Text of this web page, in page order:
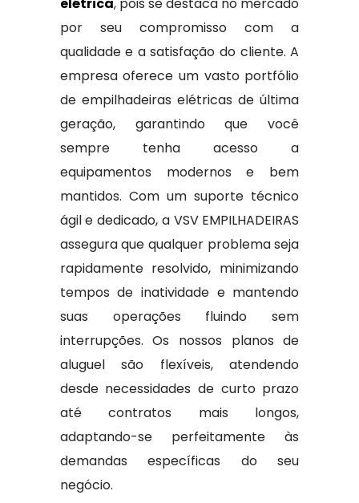
por seu compromisso com a
qualidade e a satisfação do cliente. A
empresa oferece um vasto portfólio
de empilhadeiras elétricas de última
geração, garantindo que você
sempre tenha acesso a
equipamentos modernos e bem
mantidos. Com um suporte técnico
ágil e dedicado, a VSV EMPILHADEIRAS
assegura que qualquer problema seja
rapidamente resolvido, minimizando
tempos de inatividade e mantendo
suas operações fluindo sem
interrupções. Os nossos planos de
aluguel são flexíveis, atendendo
desde necessidades de curto prazo
até contratos mais longos,
adaptando-se perfeitamente às
demandas específicas do seu
negócio.